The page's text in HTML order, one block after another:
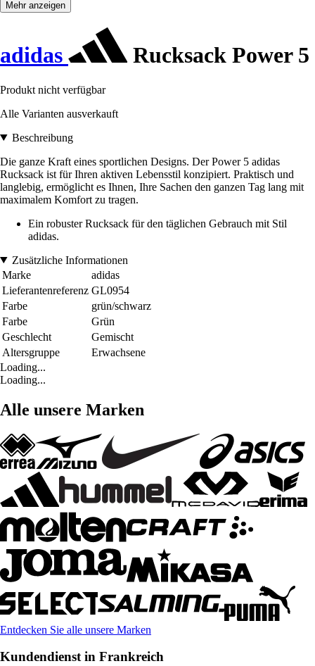
Mehr anzeigen
adidas Rucksack Power 5
Produkt nicht verfügbar
Alle Varianten ausverkauft
Beschreibung
Die ganze Kraft eines sportlichen Designs. Der Power 5 adidas
Rucksack ist für Ihren aktiven Lebensstil konzipiert. Praktisch und
langlebig, ermöglicht es Ihnen, Ihre Sachen den ganzen Tag lang mit
maximalem Komfort zu tragen.
Ein robuster Rucksack für den täglichen Gebrauch mit Stil
adidas.
Zusätzliche Informationen
Marke
adidas
Lieferantenreferenz GL0954
Farbe
grün/schwarz
Farbe
Grün
Geschlecht
Gemischt
Altersgruppe
Erwachsene
Loading...
Loading...
Alle unsere Marken
Entdecken Sie alle unsere Marken
Kundendienst in Frankreich